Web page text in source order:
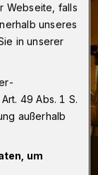
Webseite, falls
unseres
in unserer
49 Abs. 1 S.
außerhalb
um